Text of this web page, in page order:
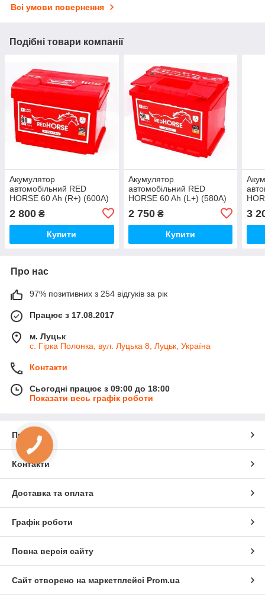
Всі умови повернення
Подібні товари компанії
Акумулятор
автомобільний RED
HORSE 60 Ah (R+) (600А)
2 800 ₴
Купити
Акумулятор
автомобільний RED
HORSE 60 Ah (L+) (580А)
2 750₴
Купити
3
Про нас
97% позитивних з 254 відгуків за рік
Працює з 17.08.2017
м. Луцьк
с. Гірка Полонка, вул. Луцька 8, Луцьк, Україна
Контакти
Сьогодні працює з 09:00 до 18:00
Показати весь графік роботи
Про нас
Контакти
Доставка та оплата
Графік роботи
Повна версія сайту
Сайт створено на маркетплейсі Prom.ua